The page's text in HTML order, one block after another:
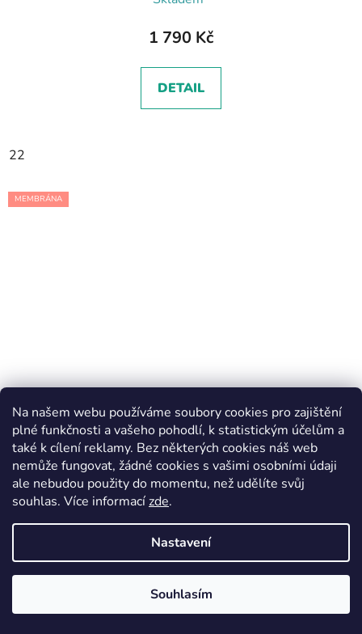
Na našem webu používáme soubory cookies pro zajištění
plné funkčnosti a vašeho pohodlí, k statistickým účelům a
také k cílení reklamy. Bez některých cookies náš web
nemůže fungovat, žádné cookies s vašimi osobními údaji
ale nebudou použity do momentu, než udělíte svůj
souhlas. Více informacízde.
Nastavení
Souhlasím
1 790 Kč
DETAIL
22
MEMBRÁNA
Barefoot kotníková obuv DIMO TEX - Blue/modrá,
KOEL
Skladem*
1 790 Kč
DETAIL